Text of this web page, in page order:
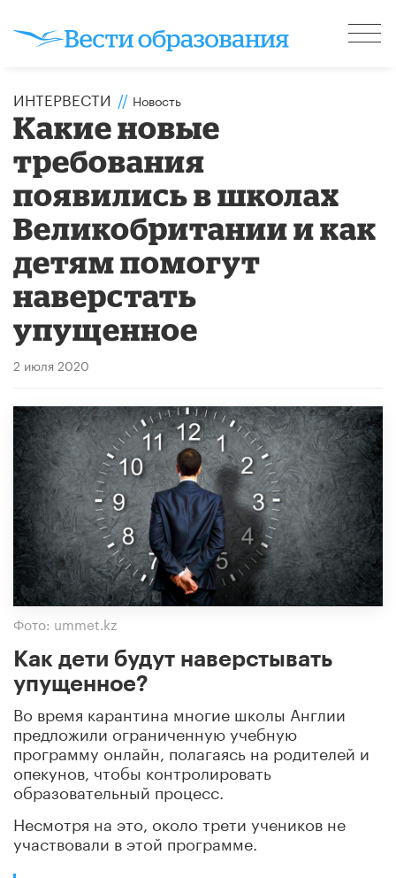
ИНТЕРВЕСТИ // Новость
Какие новые
требования
появились в школах
Великобритании и как
детям помогут
наверстать
упущенное
2 июля 2020
Фото: ummet.kz
Как дети будут наверстывать
упущенное?
Во время карантина многие школы Англии
предложили ограниченную учебную
программу онлайн, полагаясь на родителей и
опекунов, чтобы контролировать
образовательный процесс.
Несмотря на это, около трети учеников не
участвовали в этой программе.